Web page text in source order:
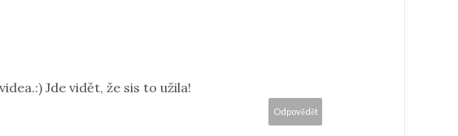
Jde vidět, že sis to užila!
Odpovědět